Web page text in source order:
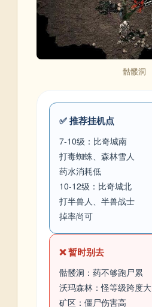
骷髅洞
✅ 推荐挂机点
7-10级：比奇城南
打毒蜘蛛、森林雪人
药水消耗低
10-12级：比奇城北
打半兽人、半兽战士
掉率尚可
❌ 暂时别去
骷髅洞：药不够跑尸累
沃玛森林：怪等级跨度大
矿区：僵尸伤害高